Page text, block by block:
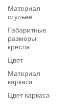
Материал
стульев
Габаритные
размеры
кресла
Цвет
Материал
каркаса
Цвет каркаса